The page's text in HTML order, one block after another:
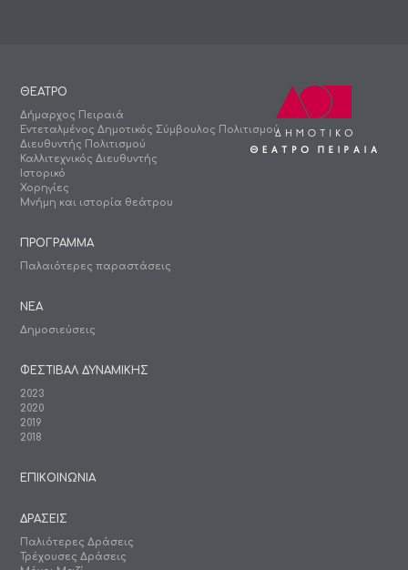
ΘΕΑΤΡΟ
Δήμαρχος Πειραιά
Εντεταλμένος Δημοτικός Σύμβουλος Πολιτισμού
Διευθυντής Πολιτισμού
Καλλιτεχνικός Διευθυντής
Ιστορικό
Χορηγίες
Μνήμη και ιστορία θεάτρου
ΠΡΟΓΡΑΜΜΑ
Παλαιότερες παραστάσεις
ΝΕΑ
Δημοσιεύσεις
ΦΕΣΤΙΒΑΛ ΔΥΝΑΜΙΚΗΣ
2023
2020
2019
2018
ΕΠΙΚΟΙΝΩΝΙΑ
ΔΡΑΣΕΙΣ
Παλιότερες Δράσεις
Τρέχουσες Δράσεις